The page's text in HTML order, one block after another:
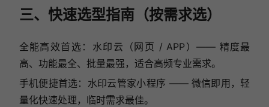
三、快速选型指南（按需求选）
全能高效首选：水印云（网页 / APP）—— 精度最
高、功能最全、批量最强，适合高频专业需求。
手机便捷首选：水印云管家小程序 —— 微信即用，轻
量化快速处理，临时需求最佳。